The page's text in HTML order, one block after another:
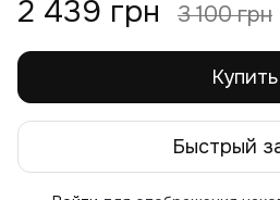
2 439 грн 3 100 грн
Купить
Быстрый